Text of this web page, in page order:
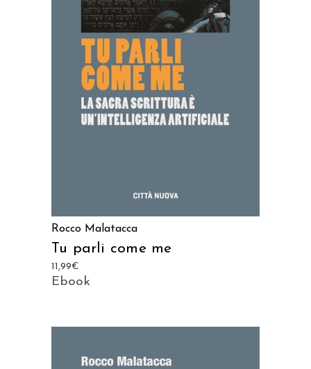
AGGIUNGI AL CARRELLO
Rocco Malatacca
Tu parli come me
11,99€
Ebook